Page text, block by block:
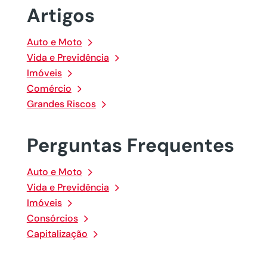
Artigos
Auto e Moto
Vida e Previdência
Imóveis
Comércio
Grandes Riscos
Perguntas Frequentes
Auto e Moto
Vida e Previdência
Imóveis
Consórcios
Capitalização